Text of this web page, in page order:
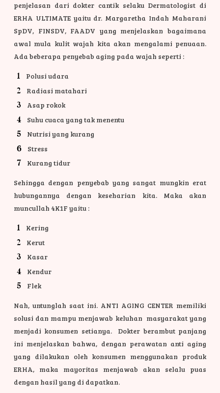
penjelasan dari dokter cantik selaku Dermatologist di
ERHA ULTIMATE yaitu dr. Margaretha Indah Maharani
SpDV, FINSDV, FAADV yang menjelaskan bagaimana
awal mula kulit wajah kita akan mengalami penuaan.
Ada beberapa penyebab aging pada wajah seperti :
Polusi udara
Radiasi matahari
Asap rokok
Suhu cuaca yang tak menentu
Nutrisi yang kurang
Stress
Kurang tidur
Sehingga dengan penyebab yang sangat mungkin erat
hubungannya dengan keseharian kita. Maka akan
muncullah 4K1F yaitu :
Kering
Kerut
Kasar
Kendur
Flek
Nah, untunglah saat ini. ANTI AGING CENTER memiliki
solusi dan mampu menjawab keluhan masyarakat yang
menjadi konsumen setianya. Dokter berambut panjang
ini menjelaskan bahwa, dengan perawatan anti aging
yang dilakukan oleh konsumen menggunakan produk
ERHA, maka mayoritas menjawab akan selalu puas
dengan hasil yang di dapatkan.